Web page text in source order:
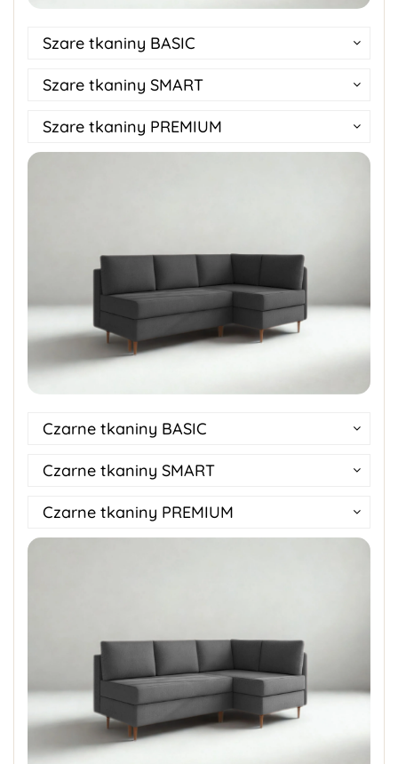
Szare tkaniny BASIC
Szare tkaniny SMART
Szare tkaniny PREMIUM
Czarne tkaniny BASIC
Czarne tkaniny SMART
Czarne tkaniny PREMIUM